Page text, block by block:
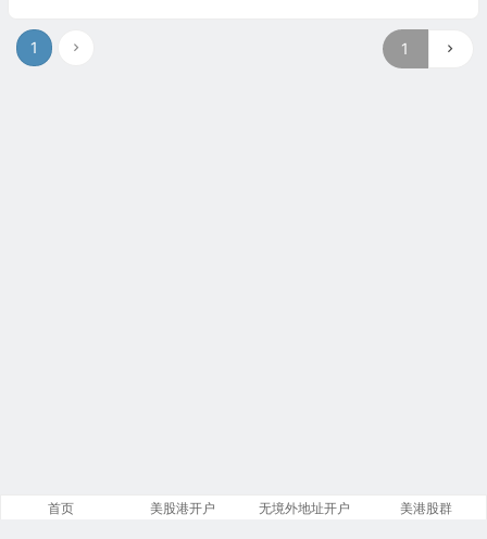
1
首页 美股港开户 无境外地址开户 美港股群